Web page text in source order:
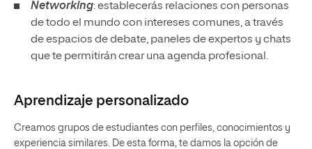
Networking: establecerás relaciones con personas
de todo el mundo con intereses comunes, a través
de espacios de debate, paneles de expertos y chats
que te permitirán crear una agenda profesional.
Aprendizaje personalizado
Creamos grupos de estudiantes con perfiles, conocimientos y
experiencia similares. De esta forma, te damos la opción de